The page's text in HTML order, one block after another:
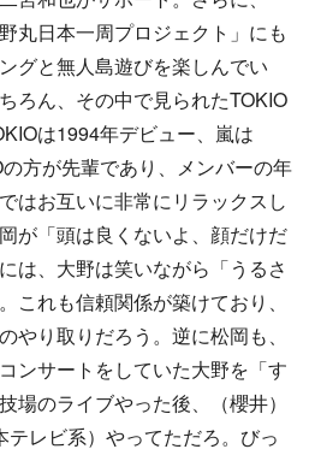
丸日本一周プロジェクト」にも
グと無人島遊びを楽しんでい
ろん、その中で見られたTOKIO
は1994年デビュー、嵐は
方が先輩であり、メンバーの年
はお互いに非常にリラックスし
が「頭は良くないよ、顔だけだ
は、大野は笑いながら「うるさ
これも信頼関係が築けており、
やり取りだろう。逆に松岡も、
ンサートをしていた大野を「す
場のライブやった後、（櫻井）
レビ系）やってただろ。びっ